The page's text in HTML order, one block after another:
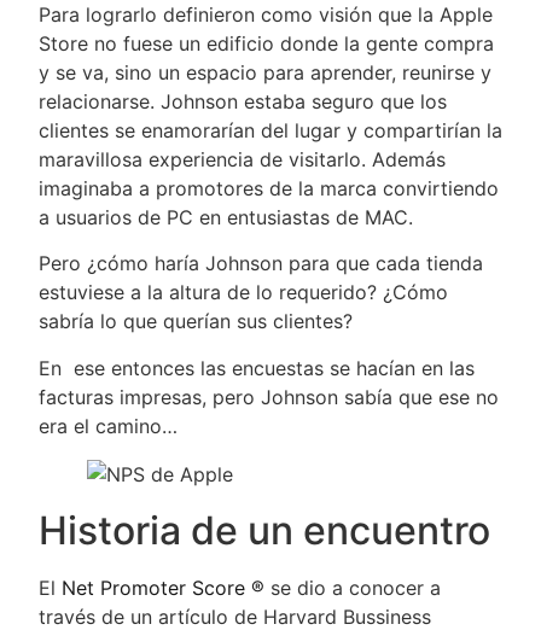
Para lograrlo definieron como visión que la Apple
Store no fuese un edificio donde la gente compra
y se va, sino un espacio para aprender, reunirse y
relacionarse. Johnson estaba seguro que los
clientes se enamorarían del lugar y compartirían la
maravillosa experiencia de visitarlo. Además
imaginaba a promotores de la marca convirtiendo
a usuarios de PC en entusiastas de MAC.
Pero ¿cómo haría Johnson para que cada tienda
estuviese a la altura de lo requerido? ¿Cómo
sabría lo que querían sus clientes?
En ese entonces las encuestas se hacían en las
facturas impresas, pero Johnson sabía que ese no
era el camino…
Historia de un encuentro
El Net Promoter Score ® se dio a conocer a
través de un artículo de Harvard Bussiness